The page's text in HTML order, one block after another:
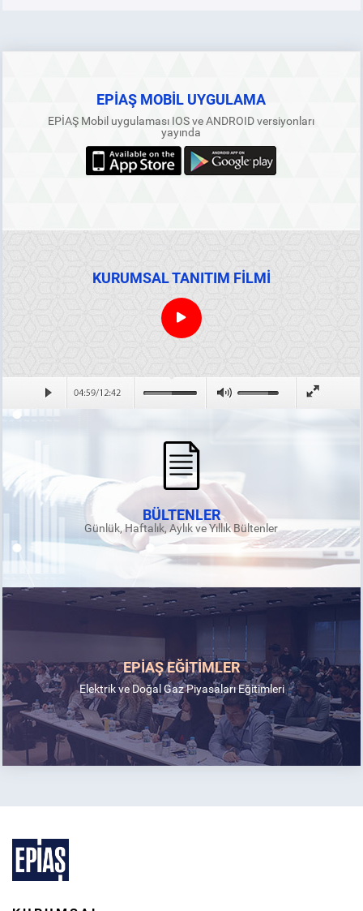
EPİAŞ MOBİL UYGULAMA
EPİAŞ Mobil uygulaması IOS ve ANDROID versiyonları
yayında
KURUMSAL TANITIM FİLMİ
BÜLTENLER
Günlük, Haftalık, Aylık ve Yıllık Bültenler
EPİAŞ EĞİTİMLER
Elektrik ve Doğal Gaz Piyasaları Eğitimleri